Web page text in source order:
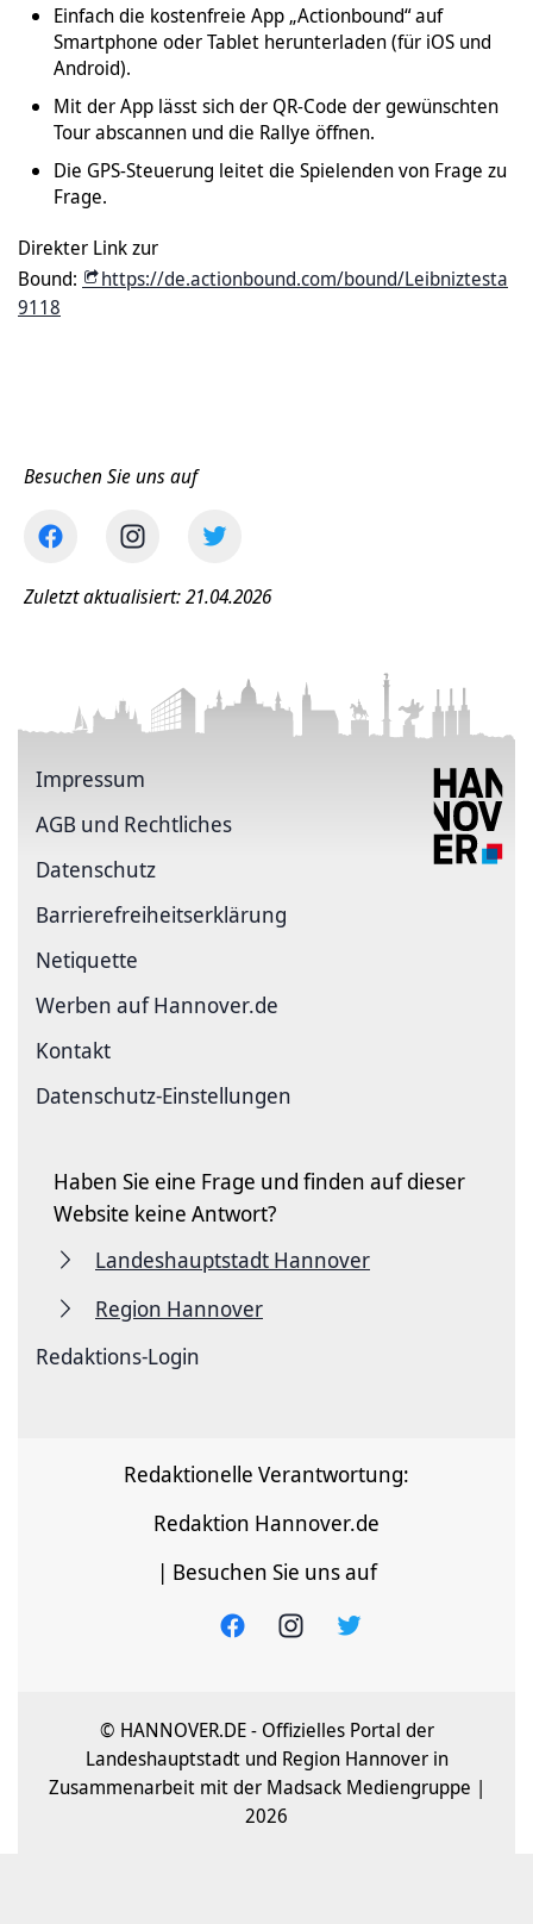
Einfach die kostenfreie App „Actionbound“ auf
Smartphone oder Tablet herunterladen (für iOS und
Android).
Mit der App lässt sich der QR-Code der gewünschten
Tour abscannen und die Rallye öffnen.
Die GPS-Steuerung leitet die Spielenden von Frage zu
Frage.
Direkter Link zur
Bound:
https://de.actionbound.com/bound/Leibniztesta
9118
Besuchen Sie uns auf
Zuletzt aktualisiert: 21.04.2026
Impressum
AGB und Rechtliches
Datenschutz
Barriere­freiheits­erklärung
Netiquette
Werben auf Hannover.de
Kontakt
Datenschutz-Einstellungen
Haben Sie eine Frage und finden auf dieser
Website keine Antwort?
Landeshauptstadt Hannover
Region Hannover
Redaktions-Login
Redaktionelle Verantwortung:
Redaktion Hannover.de
| Besuchen Sie uns auf
© HANNOVER.DE - Offizielles Portal der
Landeshauptstadt und Region Hannover in
Zusammenarbeit mit der Madsack Mediengruppe |
2026